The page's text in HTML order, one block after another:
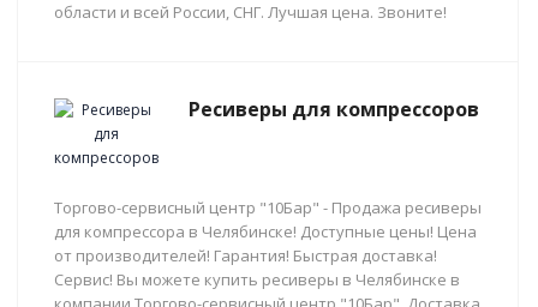
области и всей России, СНГ. Лучшая цена. Звоните!
Ресиверы для компрессоров
Торгово-сервисный центр "10Бар" - Продажа ресиверы
для компрессора в Челябинске! Доступные цены! Цена
от производителей! Гарантия! Быстрая доставка!
Сервис! Вы можете купить ресиверы в Челябинске в